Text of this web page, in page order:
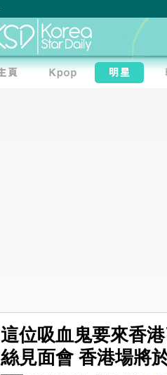
這位吸血鬼要來香
絲見面會 香港場將